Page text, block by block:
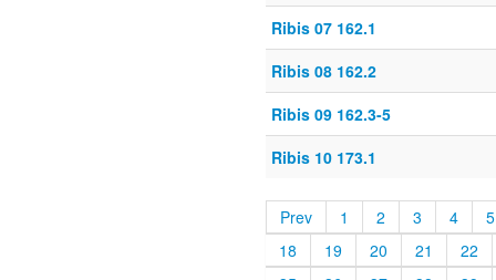
Ribis 07 162.1
Ribis 08 162.2
Ribis 09 162.3-5
Ribis 10 173.1
Prev 1 2 3 4
5
18
19 20 21
22